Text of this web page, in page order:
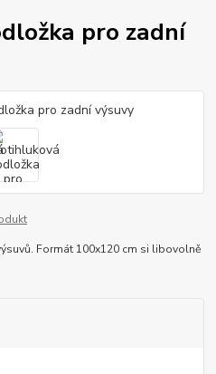
pro zadní
Formát 100x120 cm si libovolně